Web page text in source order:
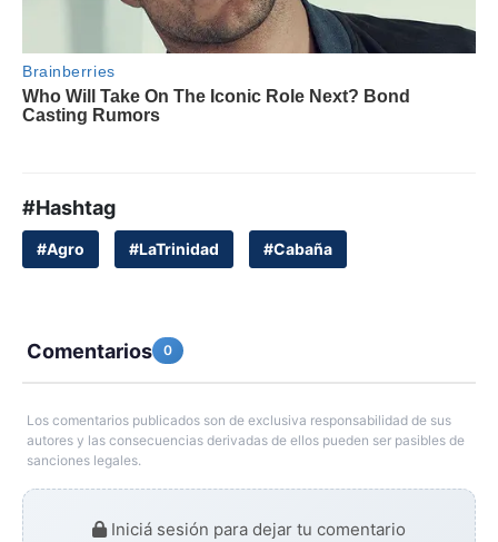
#Hashtag
#Agro #LaTrinidad #Cabaña
Comentarios 0
Los comentarios publicados son de exclusiva responsabilidad de sus
autores y las consecuencias derivadas de ellos pueden ser pasibles de
sanciones legales.
Iniciá sesión para dejar tu comentario